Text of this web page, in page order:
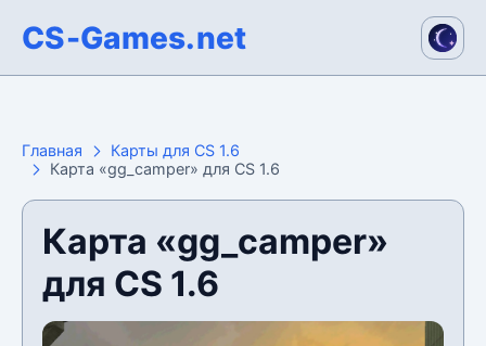
CS-Games.net
Главная
Карты для CS 1.6
Карта «gg_camper» для CS 1.6
Карта «gg_camper»
для CS 1.6